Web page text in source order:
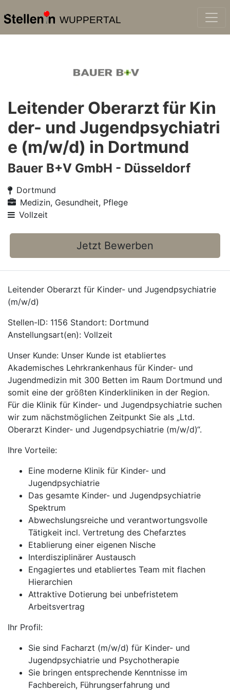
WUPPERTAL
Leitender Oberarzt für Kin
der- und Jugendpsychiatri
e (m/w/d) in Dortmund
Bauer B+V GmbH - Düsseldorf
Dortmund
Medizin, Gesundheit, Pflege
Vollzeit
Jetzt Bewerben
Leitender Oberarzt für Kinder- und Jugendpsychiatrie
(m/w/d)
Stellen-ID: 1156 Standort: Dortmund
Anstellungsart(en): Vollzeit
Unser Kunde: Unser Kunde ist etabliertes
Akademisches Lehrkrankenhaus für Kinder- und
Jugendmedizin mit 300 Betten im Raum Dortmund und
somit eine der größten Kinderkliniken in der Region.
Für die Klinik für Kinder- und Jugendpsychiatrie suchen
wir zum nächstmöglichen Zeitpunkt Sie als „Ltd.
Oberarzt Kinder- und Jugendpsychiatrie (m/w/d)“.
Ihre Vorteile:
Eine moderne Klinik für Kinder- und
Jugendpsychiatrie
Das gesamte Kinder- und Jugendpsychiatrie
Spektrum
Abwechslungsreiche und verantwortungsvolle
Tätigkeit incl. Vertretung des Chefarztes
Etablierung einer eigenen Nische
Interdisziplinärer Austausch
Engagiertes und etabliertes Team mit flachen
Hierarchien
Attraktive Dotierung bei unbefristetem
Arbeitsvertrag
Ihr Profil:
Sie sind Facharzt (m/w/d) für Kinder- und
Jugendpsychiatrie und Psychotherapie
Sie bringen entsprechende Kenntnisse im
Fachbereich, Führungserfahrung und